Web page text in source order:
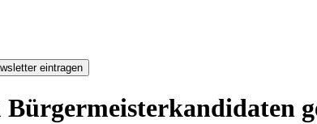
eintragen